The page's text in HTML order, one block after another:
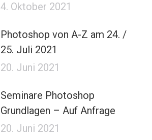
4. Oktober 2021
Photoshop von A-Z am 24. /
25. Juli 2021
20. Juni 2021
Seminare Photoshop
Grundlagen – Auf Anfrage
20. Juni 2021